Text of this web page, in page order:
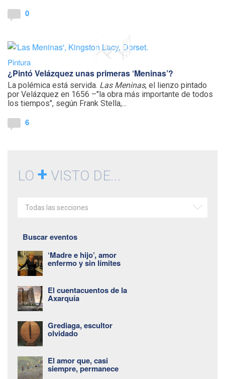
0
Pintura
¿Pintó Velázquez unas primeras ‘Meninas’?
La polémica está servida. Las Meninas, el lienzo pintado
por Velázquez en 1656 –"la obra más importante de todos
los tiempos", según Frank Stella,...
6
LO + VISTO DE...
Todas las secciones
Buscar eventos
‘Madre e hijo’, amor
enfermo y sin límites
El cuentacuentos de la
Axarquía
Grediaga, escultor
olvidado
El amor que, casi
siempre, permanece